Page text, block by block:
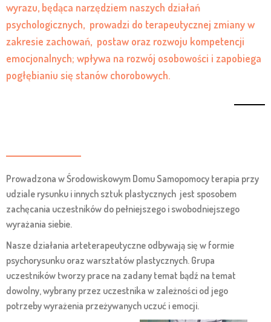
wyrazu, będąca narzędziem naszych działań
psychologicznych, prowadzi do terapeutycznej zmiany w
zakresie zachowań, postaw oraz rozwoju kompetencji
emocjonalnych; wpływa na rozwój osobowości i zapobiega
pogłębianiu się stanów chorobowych.
Prowadzona w Środowiskowym Domu Samopomocy terapia przy
udziale rysunku i innych sztuk plastycznych jest sposobem
zachęcania uczestników do pełniejszego i swobodniejszego
wyrażania siebie.
Nasze działania arteterapeutyczne odbywają się w formie
psychorysunku oraz warsztatów plastycznych. Grupa
uczestników tworzy prace na zadany temat bądź na temat
dowolny, wybrany przez uczestnika w zależności od jego
potrzeby wyrażenia przeżywanych uczuć i emocji.